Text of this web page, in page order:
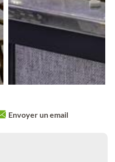
Envoyer un email